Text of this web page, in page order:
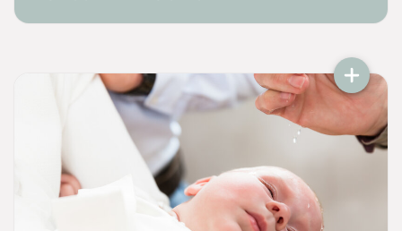
Vrucht van de Geest
Wederkomst
Zending
Ziekte